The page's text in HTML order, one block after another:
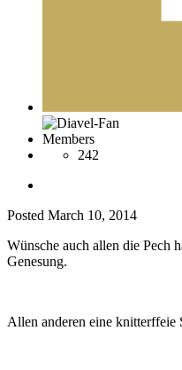
Members
242
Posted March 10, 2014
Wünsche auch allen die Pech
Genesung.
Allen anderen eine knitterffeie